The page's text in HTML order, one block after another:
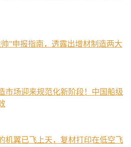
”申报指南，透露出增材制造两大
市场迎来规范化新阶段！中国船级
机翼已飞上天，复材打印在低空飞